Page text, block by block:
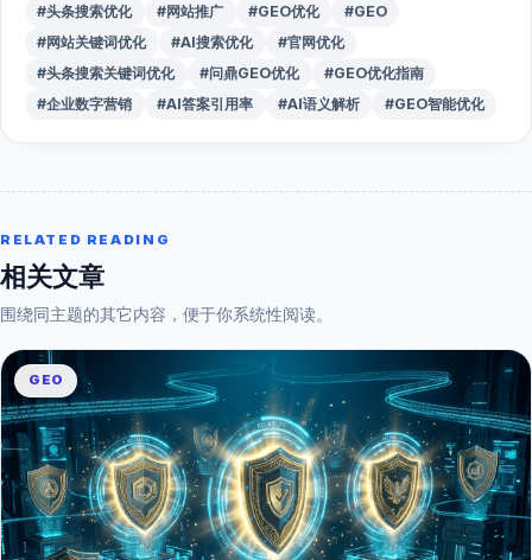
#头条搜索优化
#网站推广 #GEO优化
#GEO
#网站关键词优化
#AI搜索优化
#官网优化
#头条搜索关键词优化
#问鼎GEO优化
#GEO优化指南
#企业数字营销
#AI答案引用率 #AI语义解析 #GEO智能优化
RELATED READING
相关文章
围绕同主题的其它内容，便于你系统性阅读。
GEO